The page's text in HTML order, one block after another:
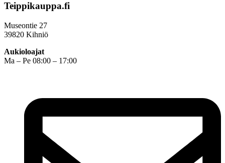
Teippikauppa.fi
Museontie 27
39820 Kihniö
Aukioloajat
Ma – Pe 08:00 – 17:00